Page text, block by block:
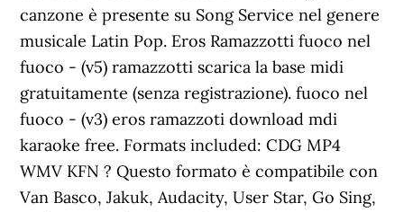
canzone è presente su Song Service nel genere
musicale Latin Pop. Eros Ramazzotti fuoco nel
fuoco - (v5) ramazzotti scarica la base midi
gratuitamente (senza registrazione). fuoco nel
fuoco - (v3) eros ramazzoti download mdi
karaoke free. Formats included: CDG MP4
WMV KFN ? Questo formato è compatibile con
Van Basco, Jakuk, Audacity, User Star, Go Sing,